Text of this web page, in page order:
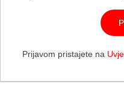
Prijavom pristajete na